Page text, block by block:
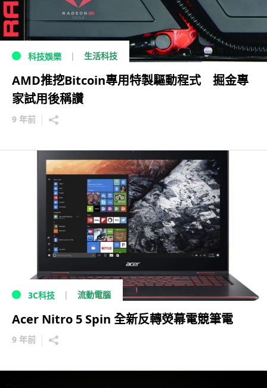
科技娛樂 生活科技
AMD推挖Bitcoin專用特製驅動程式 掘金專
家試用後稱讚
9 年前
3C科技 流動電腦
Acer Nitro 5 Spin 全新反轉熒幕電競筆電
9 年前